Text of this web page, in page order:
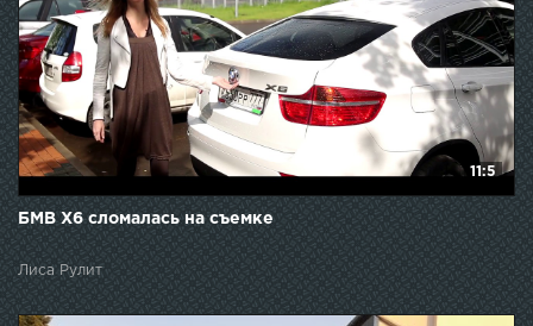
11:5
БМВ Х6 сломалась на съемке
Лиса Рулит